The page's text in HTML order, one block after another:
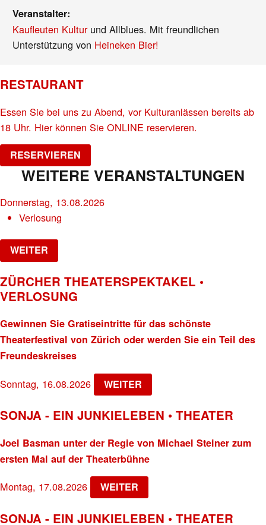
Veranstalter:
Kaufleuten Kulturund Allblues. Mit freundlichen
Unterstützung von Heineken Bier!
RESTAURANT
Essen Sie bei uns zu Abend, vor Kulturanlässen bereits ab
18 Uhr. Hier können Sie ONLINE reservieren.
RESERVIEREN
WEITERE VERANSTALTUNGEN
Donnerstag, 13.08.2026
Verlosung
WEITER
ZÜRCHER THEATERSPEKTAKEL •
VERLOSUNG
Gewinnen Sie Gratiseintritte für das schönste
Theaterfestival von Zürich oder werden Sie ein Teil des
Freundeskreises
Sonntag, 16.08.2026 WEITER
SONJA - EIN JUNKIELEBEN • THEATER
Joel Basman unter der Regie von Michael Steiner zum
ersten Mal auf der Theaterbühne
Montag, 17.08.2026 WEITER
SONJA - EIN JUNKIELEBEN • THEATER